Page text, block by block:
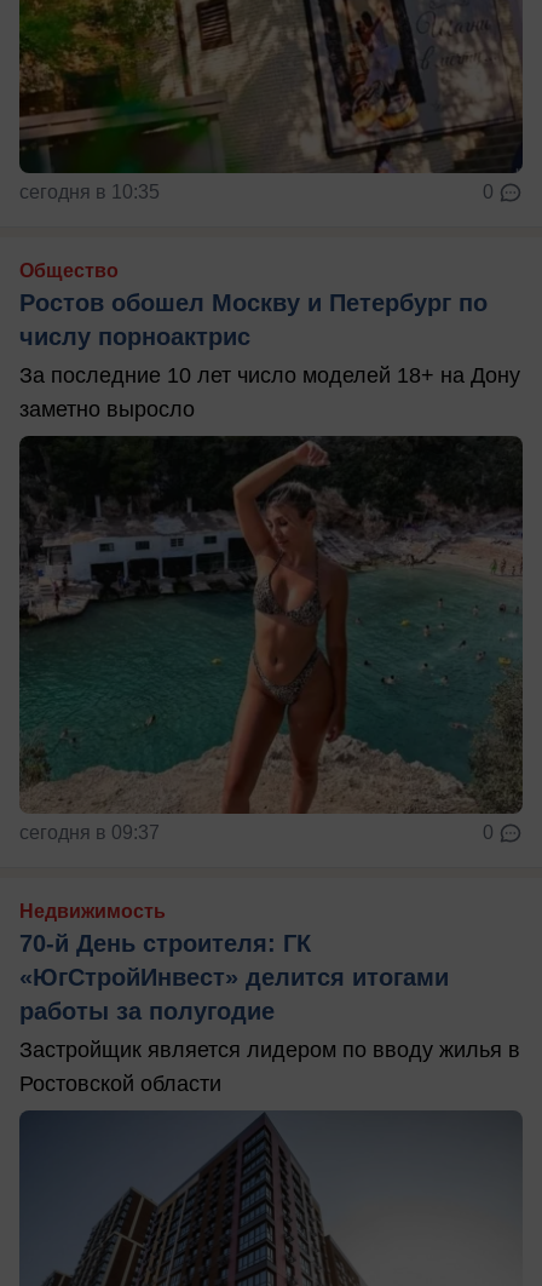
сегодня в 10:35 0
Общество
Ростов обошел Москву и Петербург по
числу порноактрис
За последние 10 лет число моделей 18+ на Дону
заметно выросло
сегодня в 09:37 0
Недвижимость
70-й День строителя: ГК
«ЮгСтройИнвест» делится итогами
работы за полугодие
Застройщик является лидером по вводу жилья в
Ростовской области